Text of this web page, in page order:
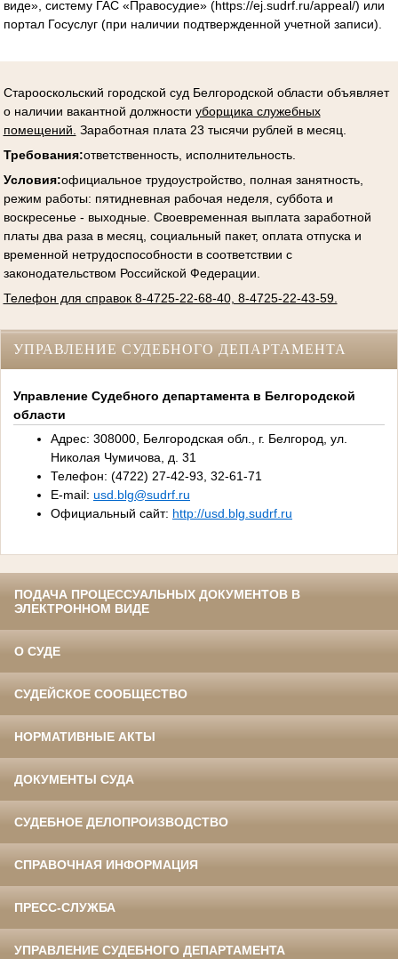
виде», систему ГАС «Правосудие» (https://ej.sudrf.ru/appeal/) или
портал Госуслуг (при наличии подтвержденной учетной записи).
Старооскольский городской суд Белгородской области объявляет
о наличии вакантной должности уборщика служебных
помещений. Заработная плата 23 тысячи рублей в месяц.
Требования:ответственность, исполнительность.
Условия:официальное трудоустройство, полная занятность,
режим работы: пятидневная рабочая неделя, суббота и
воскресенье - выходные. Своевременная выплата заработной
платы два раза в месяц, социальный пакет, оплата отпуска и
временной нетрудоспособности в соответствии с
законодательством Российской Федерации.
Телефон для справок 8-4725-22-68-40, 8-4725-22-43-59.
УПРАВЛЕНИЕ СУДЕБНОГО ДЕПАРТАМЕНТА
Управление Судебного департамента в Белгородской
области
Адрес: 308000, Белгородская обл., г. Белгород, ул.
Николая Чумичова, д. 31
Телефон: (4722) 27-42-93, 32-61-71
E-mail: usd.blg@sudrf.ru
Официальный сайт: http://usd.blg.sudrf.ru
ПОДАЧА ПРОЦЕССУАЛЬНЫХ ДОКУМЕНТОВ В
ЭЛЕКТРОННОМ ВИДЕ
О СУДЕ
СУДЕЙСКОЕ СООБЩЕСТВО
НОРМАТИВНЫЕ АКТЫ
ДОКУМЕНТЫ СУДА
СУДЕБНОЕ ДЕЛОПРОИЗВОДСТВО
СПРАВОЧНАЯ ИНФОРМАЦИЯ
ПРЕСС-СЛУЖБА
УПРАВЛЕНИЕ СУДЕБНОГО ДЕПАРТАМЕНТА